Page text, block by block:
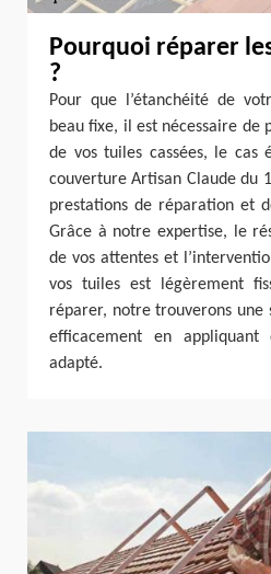
Pourquoi réparer
?
Pour que l’étanchéité de
beau fixe, il est nécessaire
de vos tuiles cassées, le cas
couverture Artisan Claude du
prestations de réparation et
Grâce à notre expertise, le
de vos attentes et
vos tuiles est légèrement
réparer, notre trouverons
efficacement en
adapté.